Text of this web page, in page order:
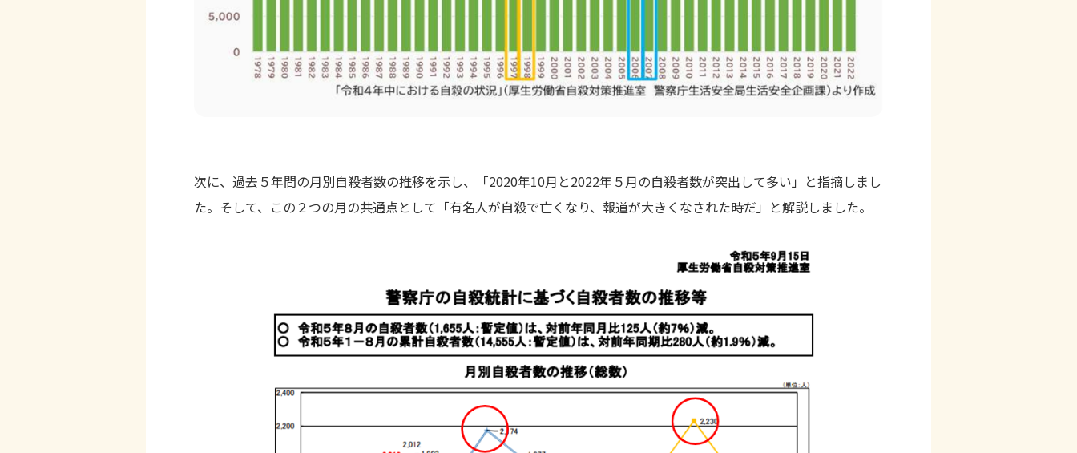
次に、過去５年間の月別自殺者数の推移を示し、「2020年10月と2022年５月の自殺者数が突出して多い」と指摘しまし
た。そして、この２つの月の共通点として「有名人が自殺で亡くなり、報道が大きくなされた時だ」と解説しました。